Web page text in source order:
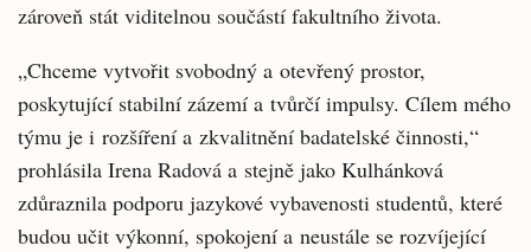
zároveň stát viditelnou součástí fakultního života.
„Chceme vytvořit svobodný a otevřený prostor,
poskytující stabilní zázemí a tvůrčí impulsy. Cílem mého
týmu je i rozšíření a zkvalitnění badatelské činnosti,“
prohlásila Irena Radová a stejně jako Kulhánková
zdůraznila podporu jazykové vybavenosti studentů, které
budou učit výkonní, spokojení a neustále se rozvíjející